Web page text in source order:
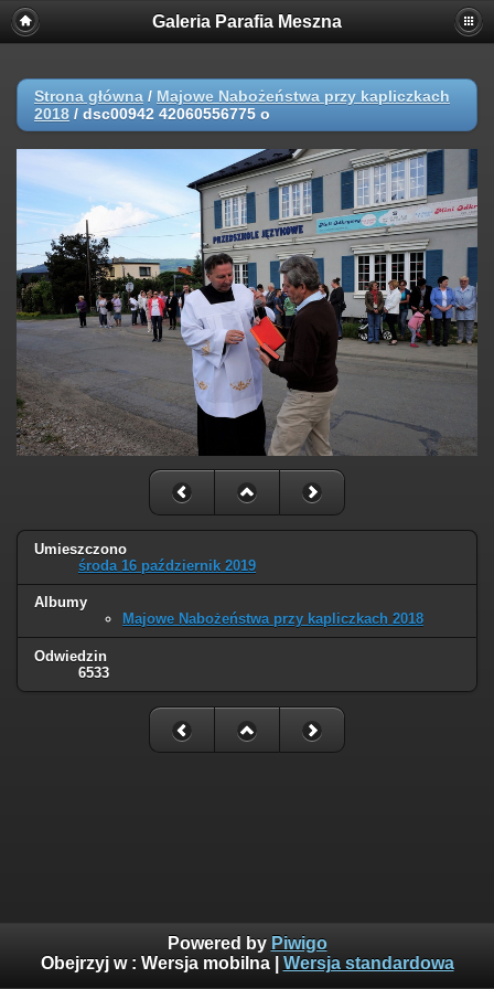
Galeria Parafia Meszna
Strona główna / Majowe Nabożeństwa przy kapliczkach
2018 / dsc00942 42060556775 o
Umieszczono
środa 16 październik 2019
Albumy
Majowe Nabożeństwa przy kapliczkach 2018
Odwiedzin
6533
Powered by Piwigo
Obejrzyj w : Wersja mobilna| Wersja standardowa